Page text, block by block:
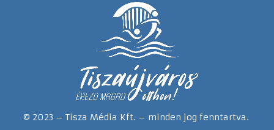
© 2023 – Tisza Média Kft. – minden jog fenntartva.